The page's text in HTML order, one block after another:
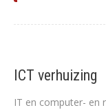
ICT verhuizing
IT en computer- en